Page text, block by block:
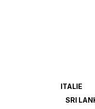
ITALIE
SRI